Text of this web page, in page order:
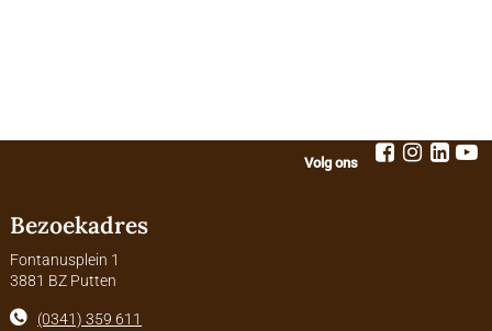
Volg ons
Bezoekadres
Fontanusplein 1
3881 BZ Putten
(0341) 359 611